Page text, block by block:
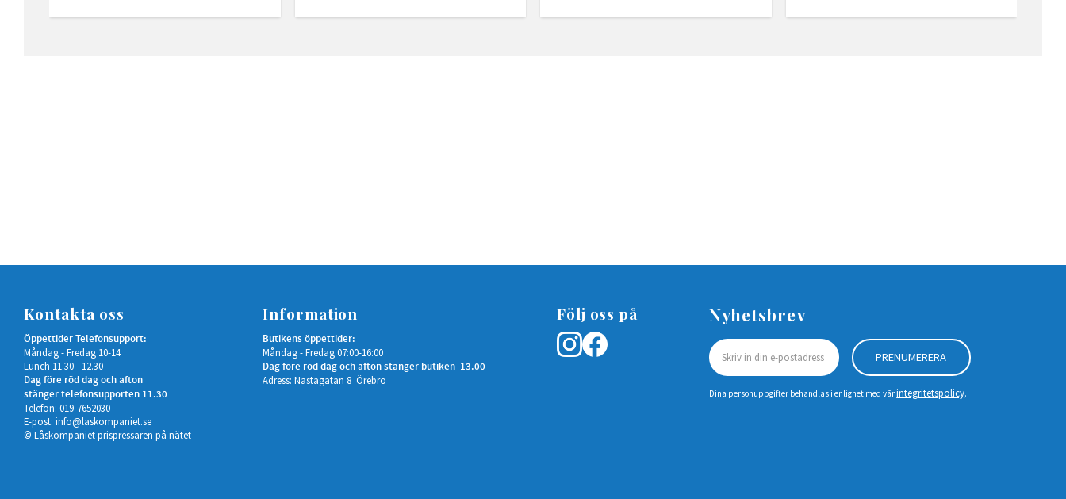
Kontakta oss
Öppettider Telefonsupport:
Måndag - Fredag 10-14
Lunch 11.30 - 12.30
Dag före röd dag och afton
stänger telefonsupporten 11.30
Telefon: 019-7652030
E-post: info@laskompaniet.se
© Låskompaniet prispressaren på nätet
Information
Butikens öppettider:
Måndag - Fredag 07:00-16:00
Dag före röd dag och afton stänger butiken 13.00
Adress: Nastagatan 8 Örebro
Följ oss på Nyhetsbrev
PRENUMERERA
Dina personuppgifter behandlas i enlighet med vårintegritetspolicy.